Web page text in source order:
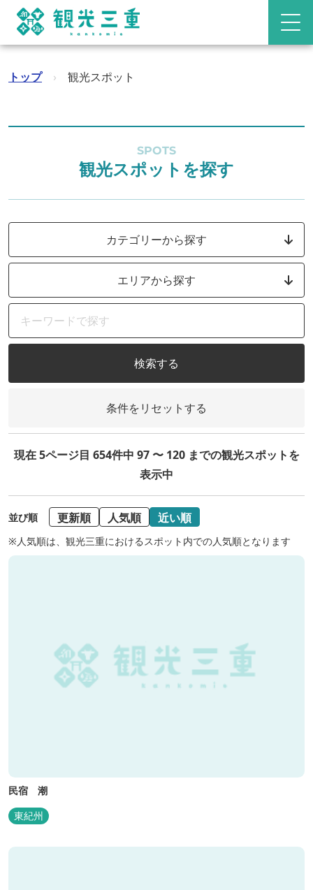
トップ › 観光スポット
SPOTS
観光スポットを探す
カテゴリーから探す
エリアから探す
検索する
条件をリセットする
現在 5ページ目 654件中 97 〜 120 までの観光スポットを
表示中
並び順 更新順 人気順 近い順
※人気順は、観光三重におけるスポット内での人気順となります
民宿 潮
東紀州